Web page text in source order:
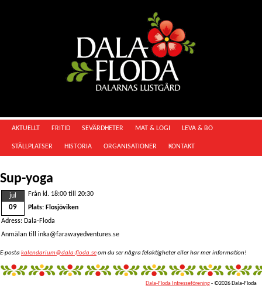
AKTUELLT FRITID SEVÄRDHETER MAT & LOGI LEVA & BO
STÄLLPLATSER HISTORIA ORGANISATIONER KONTAKT
Sup-yoga
jul
09
Från kl. 18:00 till 20:30
Plats: Flosjöviken
Adress: Dala-Floda
Anmälan till inka@farawayedventures.se
E-postakalendarium@dala-floda.seom du ser några felaktigheter eller har mer information!
Dala-Floda Intresseförening- ©2026 Dala-Floda